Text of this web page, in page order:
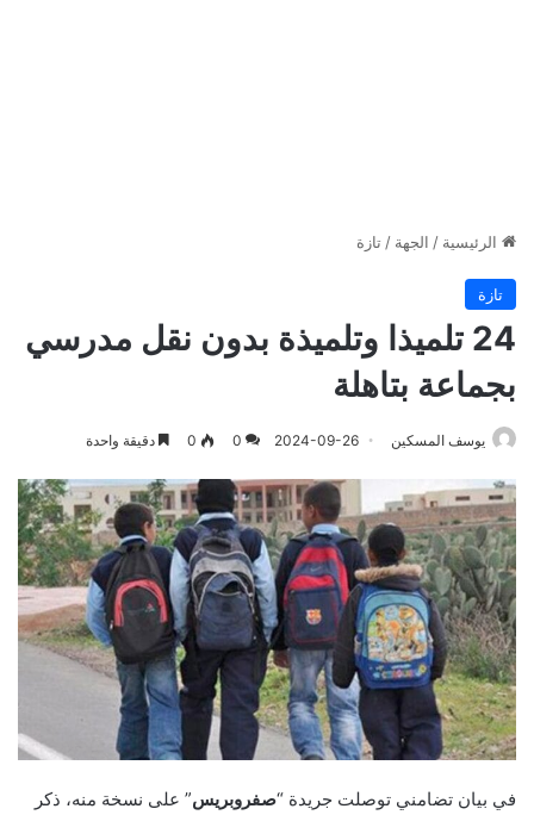
الرئيسية / الجهة / تازة
تازة
24 تلميذا وتلميذة بدون نقل مدرسي
بجماعة بتاهلة
يوسف المسكين 2024-09-26
0
0 دقيقة واحدة
في بيان تضامني توصلت جريدة “صفروبريس” على نسخة منه، ذكر